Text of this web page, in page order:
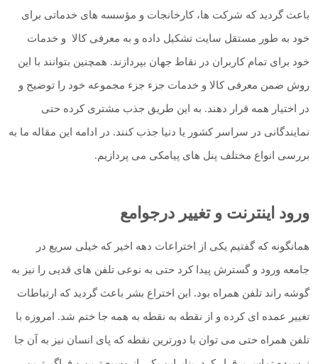
باعث گردید که شرکت ها، کارخانجات و مؤسسه های خدماتی برای
خود به طور مستقل سایت تشکیل داده و به معرفی کالا و خدمات
خود برای تمام کاربران در نقاط جهان بپردازند. همچنین بتوانند با این
روش ضمن معرفی کالا و خدمات جزء جزء مجموعه خود را توضیح و
در اختیار همه قرار دهند. به این طریق جذب مشتری کرده حتی
نمایندگانی در سراسر کشور یا دنیا جذب کنند. در ادامه این مقاله ما به
بررسی انواع مختلف پنل های پیامکی می پردازیم.
ورود اینترنت و تغییر درجوامع
همانگونه که گفتیم یکی از اختراعات دهه اخیر که خیلی سریع در
جامعه ورود و گسترش پیدا کرد حتی به نوعی تلفن های قدیی را نیز به
گوشه راند تلفن همراه بود. این اختراع بشر باعث گردید که ارتباطات
تغییر عمده ای کرده و از نقطه به نقطه به همه جا ختم شد. امروزه با
تلفن همراه حتی می توان با دورترین نقطه که پای انسان نیز به آن جا